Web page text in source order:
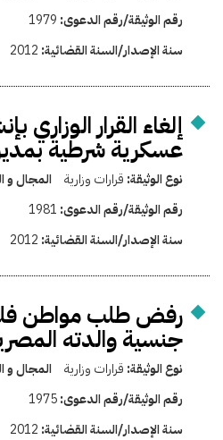
رقم الوثيقة/رقم الدعوى: 1979
سنة الإصدار/السنة القضائية: 2012
إلغاء القرار الوزاري
عسكرية شرطية بمديرية 6
نوع الوثيقة: قرارات وزارية المجال و
رقم الوثيقة/رقم الدعوى: 1981
سنة الإصدار/السنة القضائية: 2012
رفض طلب مواطن
جنسية والدته
نوع الوثيقة: قرارات وزارية المجال و
رقم الوثيقة/رقم الدعوى:1975
سنة الإصدار/السنة القضائية: 2012